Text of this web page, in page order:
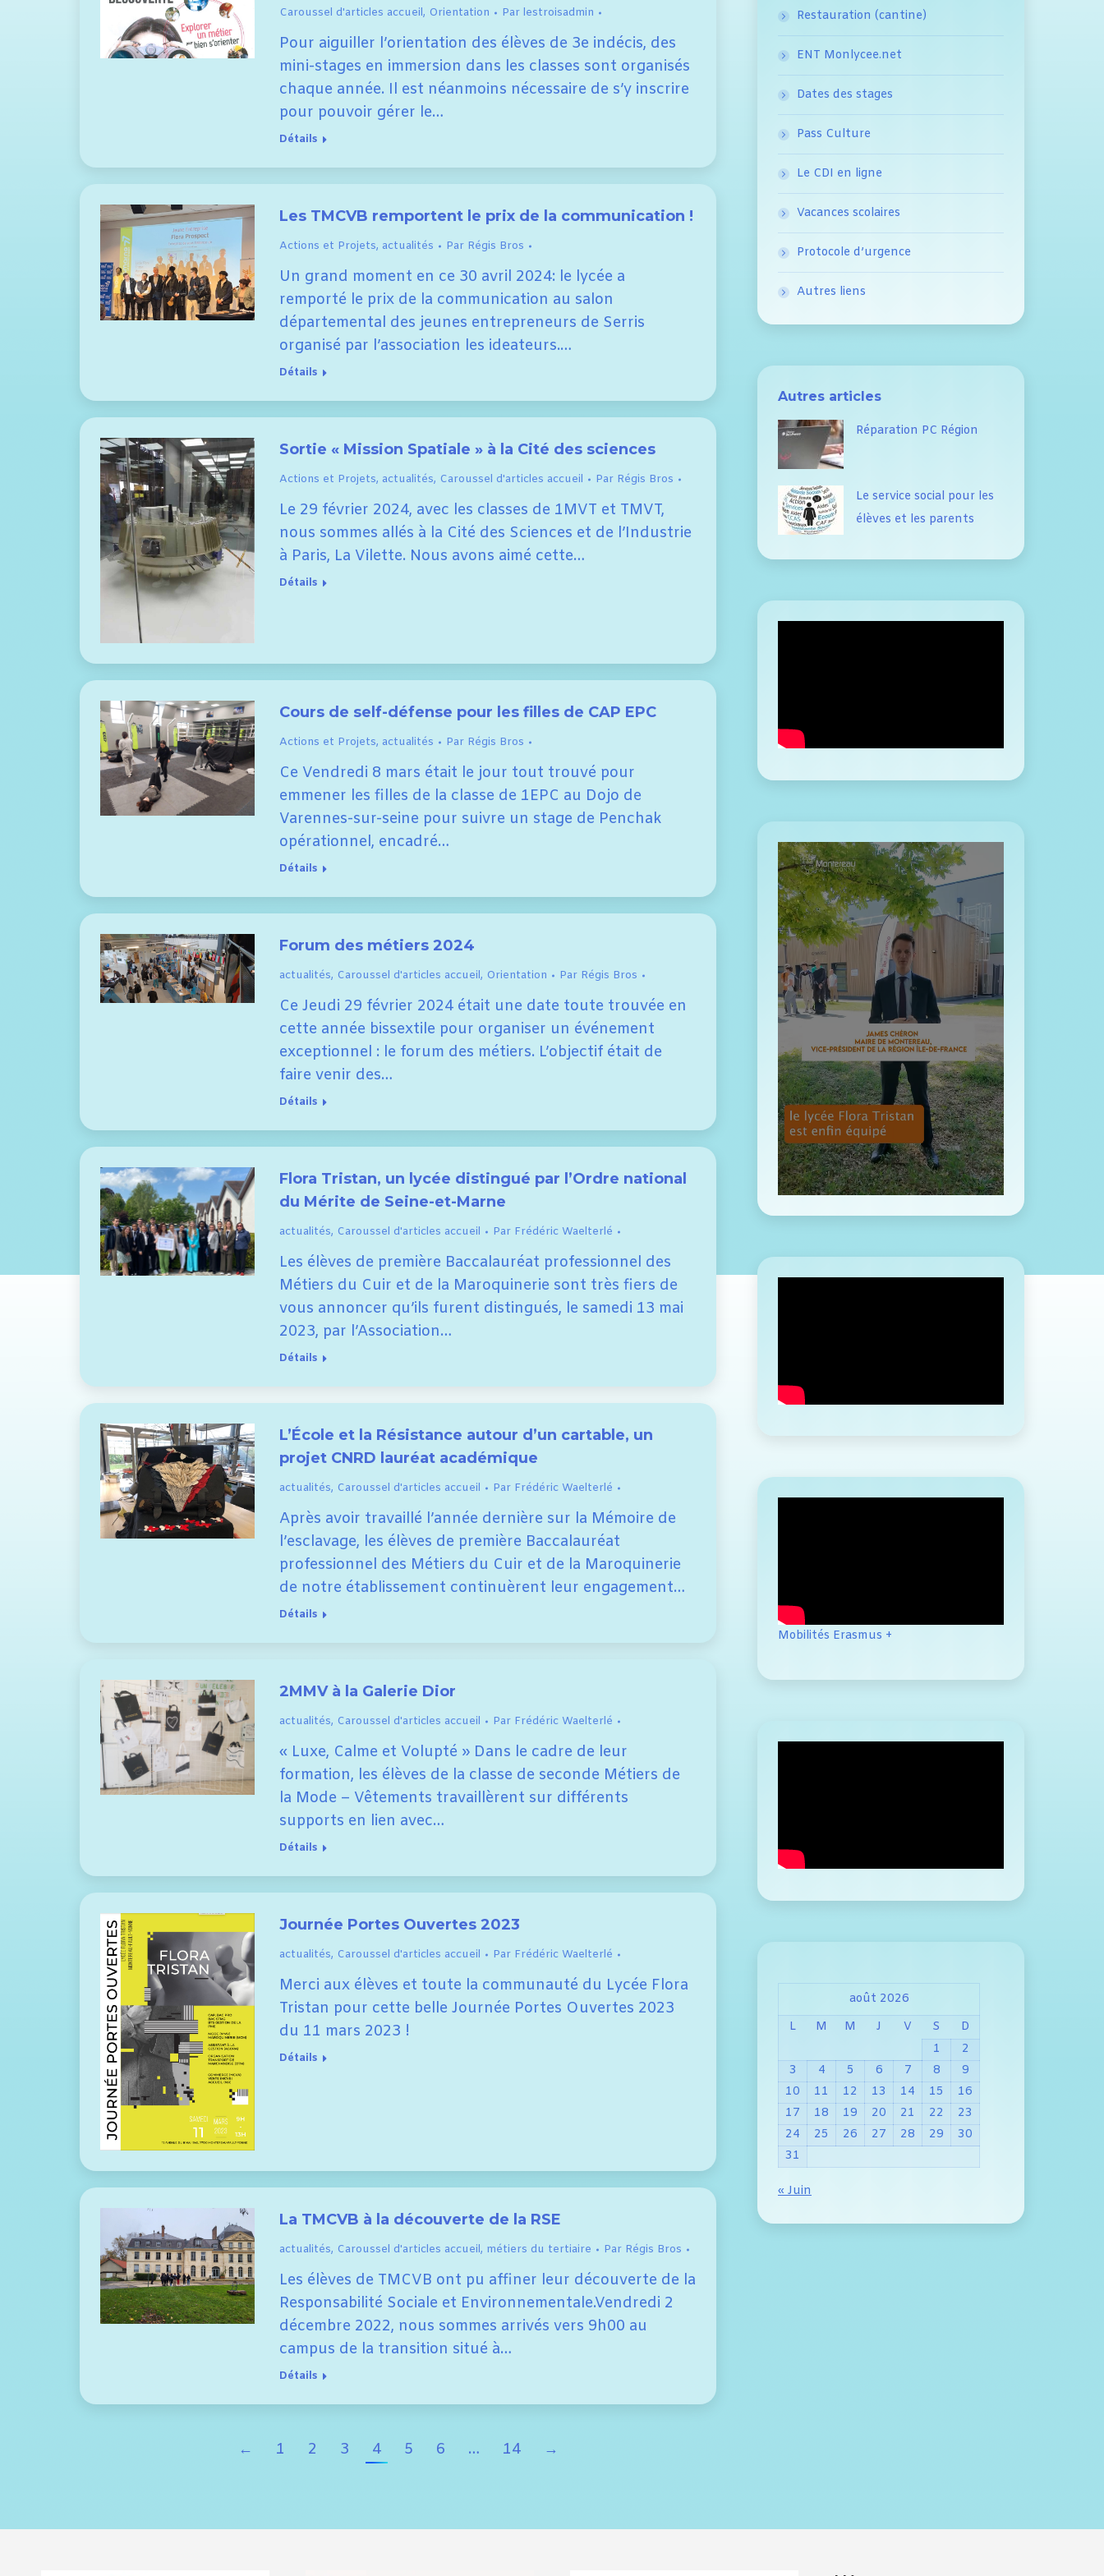
Caroussel d'articles accueil, Orientation Par lestroisadmin
Pour aiguiller l’orientation des élèves de 3e indécis, des
mini-stages en immersion dans les classes sont organisés
chaque année. Il est néanmoins nécessaire de s’y inscrire
pour pouvoir gérer le…
Détails
Les TMCVB remportent le prix de la communication !
Actions et Projets, actualités Par Régis Bros
Un grand moment en ce 30 avril 2024: le lycée a
remporté le prix de la communication au salon
départemental des jeunes entrepreneurs de Serris
organisé par l’association les ideateurs.…
Détails
Sortie « Mission Spatiale » à la Cité des sciences
Actions et Projets, actualités, Caroussel d'articles accueil Par Régis Bros
Le 29 février 2024, avec les classes de 1MVT et TMVT,
nous sommes allés à la Cité des Sciences et de l’Industrie
à Paris, La Vilette. Nous avons aimé cette…
Détails
Cours de self-défense pour les filles de CAP EPC
Actions et Projets, actualités Par Régis Bros
Ce Vendredi 8 mars était le jour tout trouvé pour
emmener les filles de la classe de 1EPC au Dojo de
Varennes-sur-seine pour suivre un stage de Penchak
opérationnel, encadré…
Détails
Forum des métiers 2024
actualités, Caroussel d'articles accueil, Orientation Par Régis Bros
Ce Jeudi 29 février 2024 était une date toute trouvée en
cette année bissextile pour organiser un événement
exceptionnel : le forum des métiers. L’objectif était de
faire venir des…
Détails
Flora Tristan, un lycée distingué par l’Ordre national
du Mérite de Seine-et-Marne
actualités, Caroussel d'articles accueil Par Frédéric Waelterlé
Les élèves de première Baccalauréat professionnel des
Métiers du Cuir et de la Maroquinerie sont très fiers de
vous annoncer qu’ils furent distingués, le samedi 13 mai
2023, par l’Association…
Détails
L’École et la Résistance autour d’un cartable, un
projet CNRD lauréat académique
actualités, Caroussel d'articles accueil Par Frédéric Waelterlé
Après avoir travaillé l’année dernière sur la Mémoire de
l’esclavage, les élèves de première Baccalauréat
professionnel des Métiers du Cuir et de la Maroquinerie
de notre établissement continuèrent leur engagement…
Détails
2MMV à la Galerie Dior
actualités, Caroussel d'articles accueil Par Frédéric Waelterlé
« Luxe, Calme et Volupté » Dans le cadre de leur
formation, les élèves de la classe de seconde Métiers de
la Mode – Vêtements travaillèrent sur différents
supports en lien avec…
Détails
Journée Portes Ouvertes 2023
actualités, Caroussel d'articles accueil Par Frédéric Waelterlé
Merci aux élèves et toute la communauté du Lycée Flora
Tristan pour cette belle Journée Portes Ouvertes 2023
du 11 mars 2023 !
Détails
La TMCVB à la découverte de la RSE
actualités, Caroussel d'articles accueil, métiers du tertiaire Par Régis Bros
Les élèves de TMCVB ont pu affiner leur découverte de la
Responsabilité Sociale et Environnementale.Vendredi 2
décembre 2022, nous sommes arrivés vers 9h00 au
campus de la transition situé à…
Détails
← 1 2 3 4 5 6 … 14 →
Restauration (cantine)
ENT Monlycee.net
Dates des stages
Pass Culture
Le CDI en ligne
Vacances scolaires
Protocole d’urgence
Autres liens
Autres articles
Réparation PC Région
Le service social pour les
élèves et les parents
Mobilités Erasmus +
août 2026
L
M M J V S
D
1
2
3
4 5 6 7 8
9
10
11 12 13 14 15
16
17
18 19 20 21 22
23
24
25 26 27 28 29
30
31
« Juin